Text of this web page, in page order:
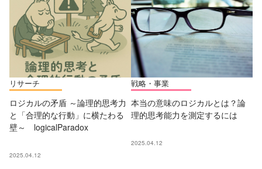
リサーチ
ロジカルの矛盾 ～論理的思考力
と「合理的な行動」に横たわる
壁～ logicalParadox
2025.04.12
戦略・事業
本当の意味のロジカルとは？論
理的思考能力を測定するには
2025.04.12